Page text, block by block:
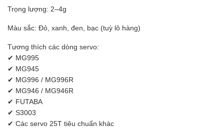
Trọng lượng: 2–4g
Màu sắc: Đỏ, xanh, đen, bạc (tuỳ lô hàng)
Tương thích các dòng servo:
✔ MG995
✔ MG945
✔ MG996 / MG996R
✔ MG946 / MG946R
✔ FUTABA
✔ S3003
✔ Các servo 25T tiêu chuẩn khác